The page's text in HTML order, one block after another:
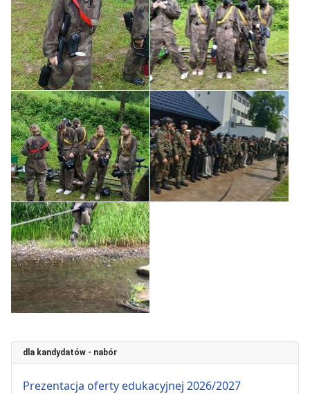
dla kandydatów - nabór
Prezentacja oferty edukacyjnej 2026/2027